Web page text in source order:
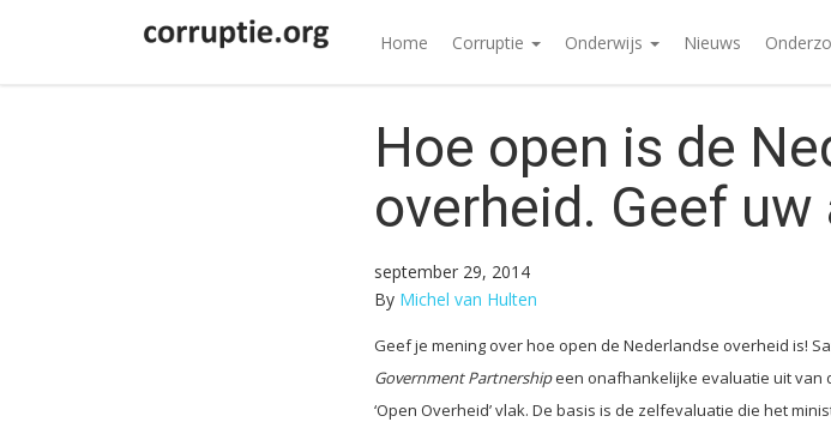
Home Corruptie Onderwijs Nieuws
Hoe open is de
overheid. Geef
september 29, 2014
By Michel van Hulten
Geef je mening over hoe open de Nederlandse overheid is!
Government Partnershipeen onafhankelijke evaluatie uit van
‘Open Overheid’ vlak. De basis is de zelfevaluatie die het